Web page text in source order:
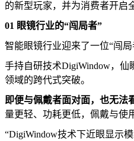
的新型玩家，并为消费者开启
01 眼镜行业的“闯局者”
智能眼镜行业迎来了一位“闯局
手持自研技术DigiWindow，
领域的跨代式突破。
即便与佩戴者面对面， 也无法
量更轻、功耗更低，佩戴与使
“DigiWindow技术下近眼显示